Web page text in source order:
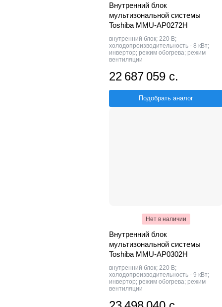
Внутренний блок
мультизональной системы
Toshiba MMU-AP0272H
внутренний блок; 220 В;
холодопроизводительность - 8 кВт;
инвертор; режим обогрева; режим
вентиляции
22 687 059 с.
Подобрать аналог
Нет в наличии
Внутренний блок
мультизональной системы
Toshiba MMU-AP0302H
внутренний блок; 220 В;
холодопроизводительность - 9 кВт;
инвертор; режим обогрева; режим
вентиляции